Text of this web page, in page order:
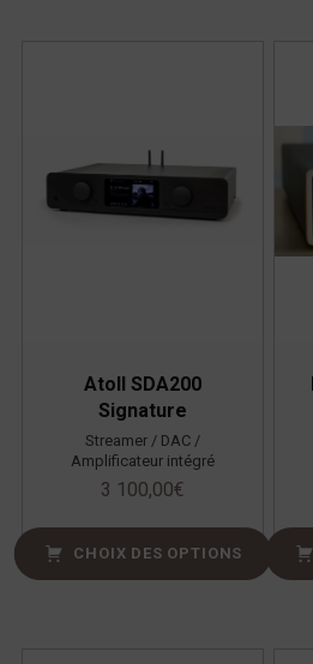
Atoll SDA200
Signature
Streamer / DAC /
Amplificateur intégré
3 100,00€
CHOIX DES OPTIONS